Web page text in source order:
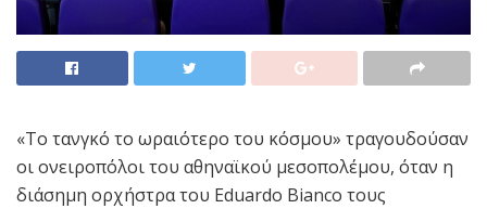
«Το τανγκό το ωραιότερο του κόσμου» τραγουδούσαν
οι ονειροπόλοι του αθηναϊκού μεσοπολέμου, όταν η
διάσημη ορχήστρα του Εduardo Bianco τους